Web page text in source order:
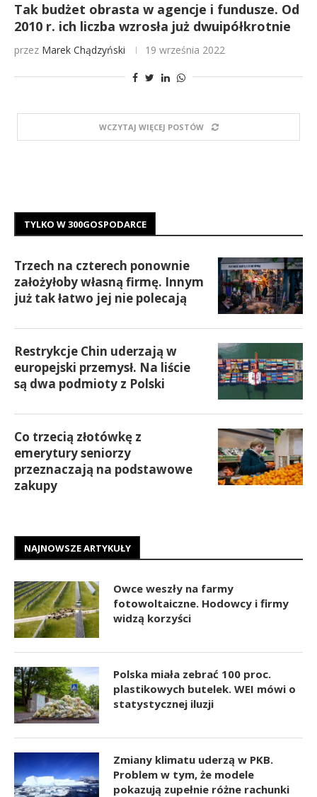
Tak budżet obrasta w agencje i fundusze. Od
2010 r. ich liczba wzrosła już dwuipółkrotnie
przez Marek Chądzyński 19 września 2022
WCZYTAJ WIĘCEJ POSTÓW
TYLKO W 300GOSPODARCE
Trzech na czterech ponownie
założyłoby własną firmę. Innym
już tak łatwo jej nie polecają
Restrykcje Chin uderzają w
europejski przemysł. Na liście
są dwa podmioty z Polski
Co trzecią złotówkę z
emerytury seniorzy
przeznaczają na podstawowe
zakupy
NAJNOWSZE ARTYKUŁY
Owce weszły na farmy
fotowoltaiczne. Hodowcy i firmy
widzą korzyści
Polska miała zebrać 100 proc.
plastikowych butelek. WEI mówi o
statystycznej iluzji
Zmiany klimatu uderzą w PKB.
Problem w tym, że modele
pokazują zupełnie różne rachunki